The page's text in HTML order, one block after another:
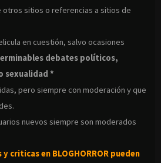
otros sitios o referencias a sitios de
en cuestión, salvo ocasiones
debates políticos,
sexualidad *
pero siempre con moderación y que
nuevos siempre son moderados
y criticas en BLOGHORROR pueden